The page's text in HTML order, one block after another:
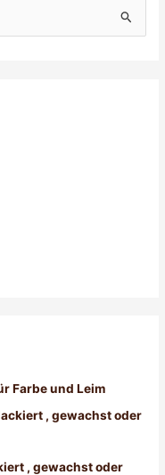
Farbe und Leim
, gewachst oder
, gewachst oder